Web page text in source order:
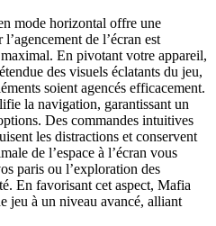
mode horizontal offre une
de l’écran est
En pivotant votre appareil,
des visuels éclatants du jeu,
soient agencés efficacement.
la navigation, garantissant un
Des commandes intuitives
les distractions et conservent
de l’espace à l’écran vous
paris ou l’exploration des
En favorisant cet aspect, Mafia
jeu à un niveau avancé, alliant